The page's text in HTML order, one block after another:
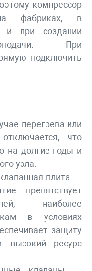
компрессор
фабриках, в
и при создании
При
подключить
перегрева или
что
на долгие годы и
узла.
плита —
препятствует
наиболее
в условиях
защиту
высокий ресурс